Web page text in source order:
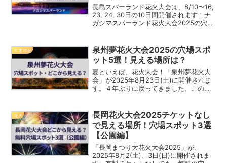
長島スパーランド花火大会は、8/10〜16,
23, 24, 30日の10日間開催されます！ナ
ガシマスパーランド花火大会2025の穴場
大混雑。でも長島温泉の花火は気にな...
年末年始
泉州夢花火大会2025の穴場スポ
ット5選！見える場所は？
夏といえば、花火大会！「泉州夢花火大
会」が2025年8月23日(土)に開催されま
す。４年ぶりに戻ってきました。この記
紹介します！浴衣着ていく？泉州夢花火
大会は、混雑が予...
花火
長岡花火大会2025チケットなし
で見える場所！穴場スポット3選
【公園編】
「長岡まつり大花火大会2025」が、
2025年8月2(土)、3日(日)に開催されま